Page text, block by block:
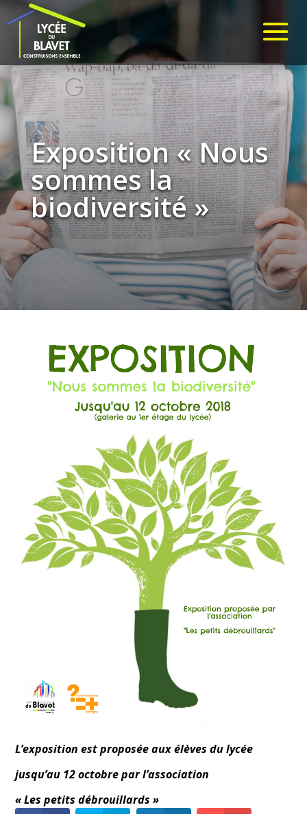
Exposition « Nous
sommes la
biodiversité »
L’exposition est proposéeaux élèves du lycée
jusqu’au 12 octobre par l’association
« Les petits débrouillards »